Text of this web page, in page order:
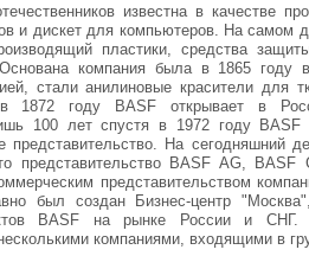
известна в качестве
и дискет для компьютеров. На самом
пластики, средства
компания была в 1865 году
стали анилиновые красители для
году BASF открывает в
100 лет спустя в 1972 году BASF
На сегодняшний
представительство BASF AG, BASF
представительством
был создан Бизнес-центр
BASF на рынке России и СНГ.
компаниями, входящими в